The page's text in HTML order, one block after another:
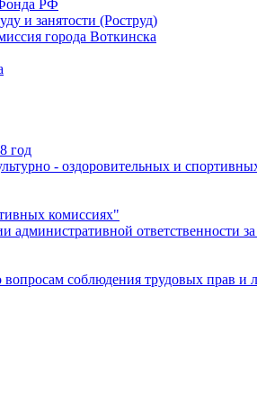
РФ
и занятости (Роструд)
города Воткинска
год
- оздоровительных и
комиссиях"
административной ответственности
соблюдения трудовых прав и